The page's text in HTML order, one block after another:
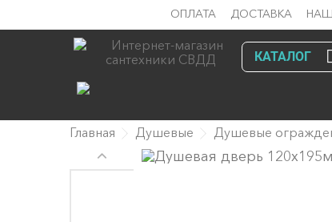
ОПЛАТА ДОСТАВКА
КАТАЛОГ
Главная Душевые Душевые